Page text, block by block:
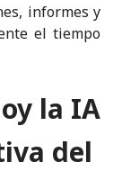
informes y
el tiempo
la IA
del